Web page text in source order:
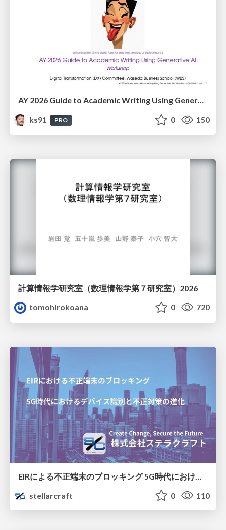
ks91
PRO 0 150
計算情報学研究室 （数理情報学第７研究室）2026
tomohirokoana
0 720
stellarcraft
0 110